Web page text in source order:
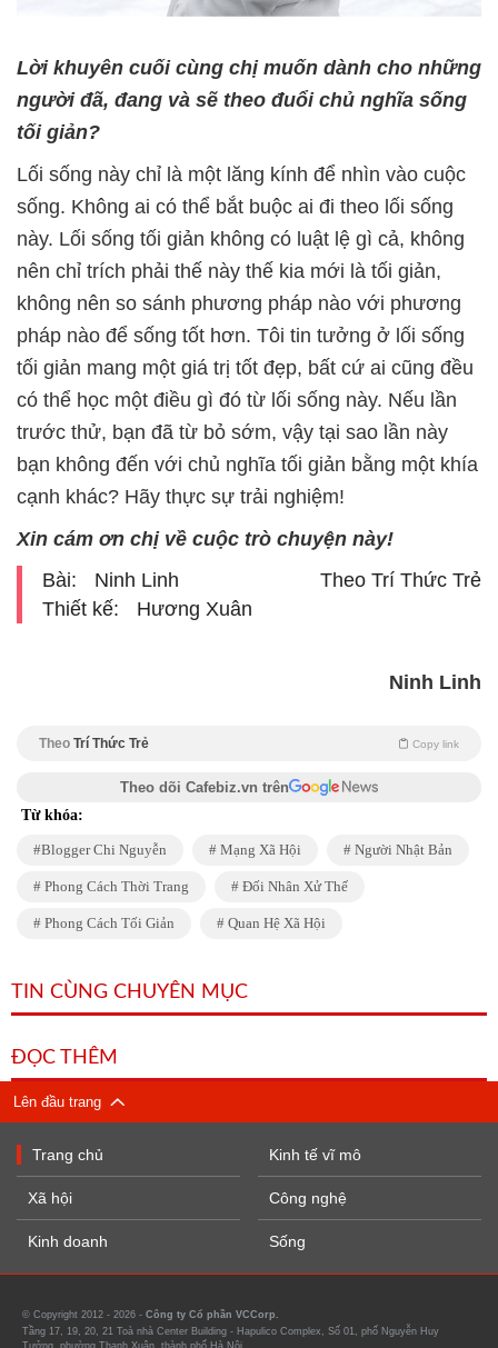
Lời khuyên cuối cùng chị muốn dành cho những
người đã, đang và sẽ theo đuổi chủ nghĩa sống
tối giản?
Lối sống này chỉ là một lăng kính để nhìn vào cuộc
sống. Không ai có thể bắt buộc ai đi theo lối sống
này. Lối sống tối giản không có luật lệ gì cả, không
nên chỉ trích phải thế này thế kia mới là tối giản,
không nên so sánh phương pháp nào với phương
pháp nào để sống tốt hơn. Tôi tin tưởng ở lối sống
tối giản mang một giá trị tốt đẹp, bất cứ ai cũng đều
có thể học một điều gì đó từ lối sống này. Nếu lần
trước thử, bạn đã từ bỏ sớm, vậy tại sao lần này
bạn không đến với chủ nghĩa tối giản bằng một khía
cạnh khác? Hãy thực sự trải nghiệm!
Xin cám ơn chị về cuộc trò chuyện này!
Bài:
Ninh Linh
Thiết kế:
Hương Xuân
Theo Trí Thức Trẻ
Ninh Linh
Theo Trí Thức Trẻ Copy link
Theo dõi Cafebiz.vn trên
Từ khóa:
Blogger Chi Nguyễn Mạng Xã Hội Người Nhật Bản
Phong Cách Thời Trang Đối Nhân Xử Thế
Phong Cách Tối Giản Quan Hệ Xã Hội
TIN CÙNG CHUYÊN MỤC
ĐỌC THÊM
Lên đầu trang
Trang chủ
Xã hội
Kinh doanh
Kinh tế vĩ mô
Công nghệ
Sống
© Copyright 2012 - 2026 - Công ty Cổ phần VCCorp.
Tầng 17, 19, 20, 21 Toà nhà Center Building - Hapulico Complex, Số 01, phố Nguyễn Huy